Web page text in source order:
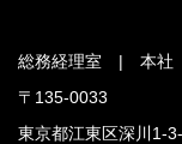
総務経理室 | 本社（
〒135-0033
東京都江東区深川1-